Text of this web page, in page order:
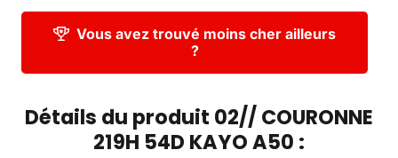
Vous avez trouvé moins cher ailleurs
?
Détails du produit 02// COURONNE
219H 54D KAYO A50 :